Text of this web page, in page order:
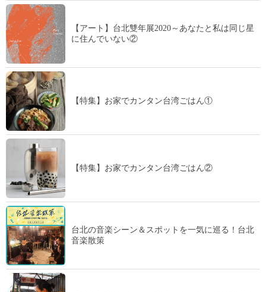
【アート】台北雙年展2020～あなたと私は同じ星
に住んでいない②
【特集】お家でカンタン台湾ごはん①
【特集】お家でカンタン台湾ごはん②
台北の音楽シーン＆スポットを一気に巡る！台北
音楽散策